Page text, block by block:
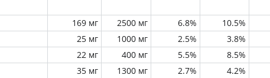
169 мг 2500 мг 6.8% 10.5%
25 мг 1000 мг 2.5% 3.8%
22 мг 400 мг 5.5% 8.5%
35 мг 1300 мг 2.7% 4.2%